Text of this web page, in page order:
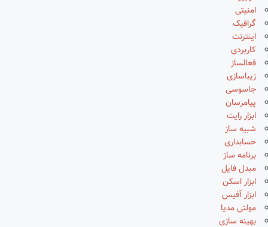
امنیتی
گرافیک
اینترنت
کاربردی
فعالساز
زیباسازی
جاسوسی
پیامرسان
ابزار رایت
شبیه ساز
حسابداری
برنامه ساز
مبدل فایل
ابزار اسکن
ابزار آفیس
مولتی مدیا
بهینه سازی